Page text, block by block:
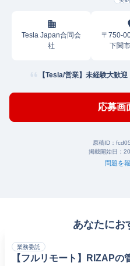
Tesla Japan合同会
社
〒750-
下関
【Tesla/営業】未経験大歓
応募画
原稿ID：
掲載開始日：
問題を
あなたにお
業務委託
【フルリモート】RIZAPの